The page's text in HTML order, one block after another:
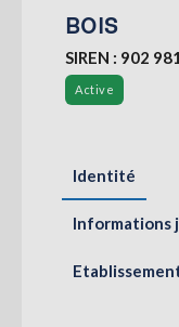
RÉGIONS
FORMATS
SERVICES
BOIS
SIREN : 902
Active
Identité
Informations